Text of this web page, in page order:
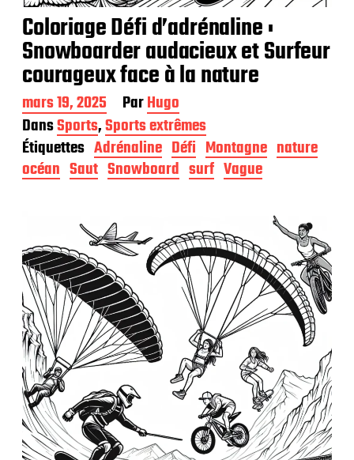
Coloriage Défi d’adrénaline :
Snowboarder audacieux et Surfeur
courageux face à la nature
D
a
t
e
d
e
l
i
c
a
t
i
o
n
mars 19, 2025 ParHugo
DansSports,Sports extrêmes
Étiquettes Adrénaline Défi Montagne nature
océan Saut Snowboard surf Vague